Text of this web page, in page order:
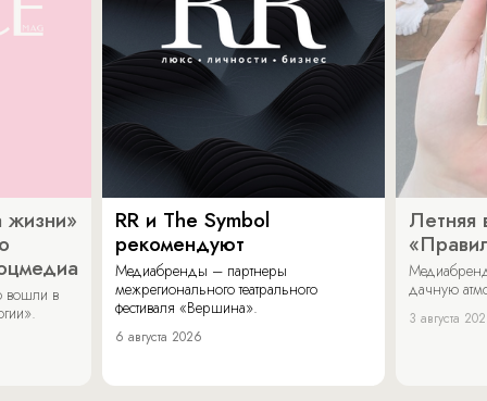
жизни»
вошли в
RR и The Symbol
рекомендуют
Медиабренды – партнеры
межрегионального театрального
фестиваля «Вершина».
6 августа 2026
Летняя
дачную
3 августа